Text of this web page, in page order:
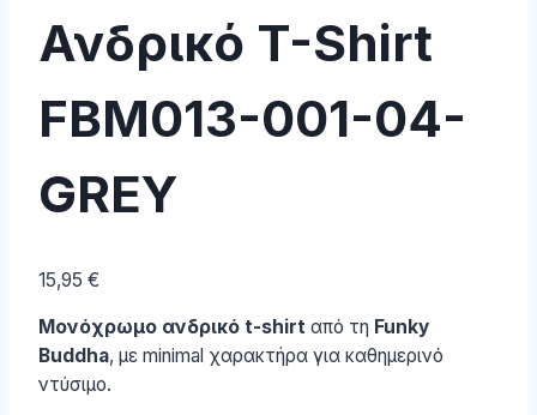
Ανδρικό T-Shirt
FBM013-001-04-
GREY
15,95 €
Μονόχρωμο ανδρικό t-shirt από τη Funky
Buddha, με minimal χαρακτήρα για καθημερινό
ντύσιμο.